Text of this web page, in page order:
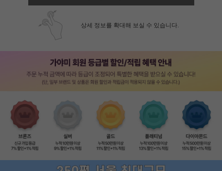
상세 정보를 확대해 보실 수 있습니다.